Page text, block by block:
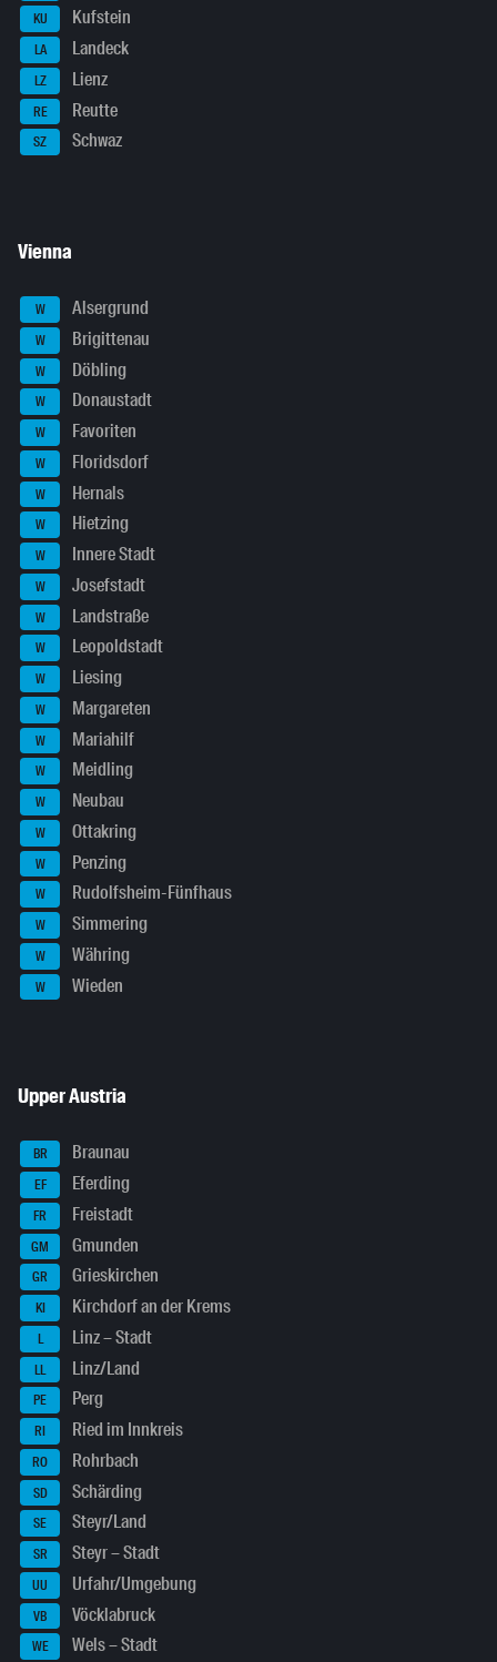
KU Kufstein
LA Landeck
LZ Lienz
RE Reutte
SZ Schwaz
Vienna
W Alsergrund
W Brigittenau
W Döbling
W Donaustadt
W Favoriten
W Floridsdorf
W Hernals
W Hietzing
W Innere Stadt
W Josefstadt
W Landstraße
W Leopoldstadt
W Liesing
W Margareten
W Mariahilf
W Meidling
W Neubau
W Ottakring
W Penzing
W Rudolfsheim-Fünfhaus
W Simmering
W Währing
W Wieden
Upper Austria
BR Braunau
EF Eferding
FR Freistadt
GM Gmunden
GR Grieskirchen
KI Kirchdorf an der Krems
L Linz – Stadt
LL Linz/Land
PE Perg
RI Ried im Innkreis
RO Rohrbach
SD Schärding
SE Steyr/Land
SR Steyr – Stadt
UU Urfahr/Umgebung
VB Vöcklabruck
WE Wels – Stadt